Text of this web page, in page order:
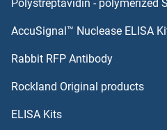
ABI3 Antikörper
ABI5 Antikörper
Polystreptavidin - polymerized
AccuSignal™ Nuclease ELISA
Rabbit RFP Antibody
Rockland Original products
ELISA Kits